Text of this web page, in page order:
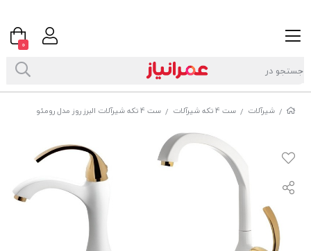
/ شیرآلات / ست 4 تکه شیرآلات / ست 4 تکه شیرآلات البرز روز مدل رومئو
0